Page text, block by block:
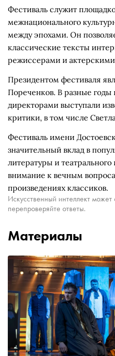
Фестиваль служит
межнационального
между эпохами. Он
классические тексты
режиссерами и
Президентом фестиваля
Пореченков. В разные
директорами выступали
критики, в том числе
Фестиваль имени
значительный вклад в
литературы и театрального
внимание к вечным
произведениях классиков.
Искусственный интеллект
перепроверяйте ответы.
Материалы